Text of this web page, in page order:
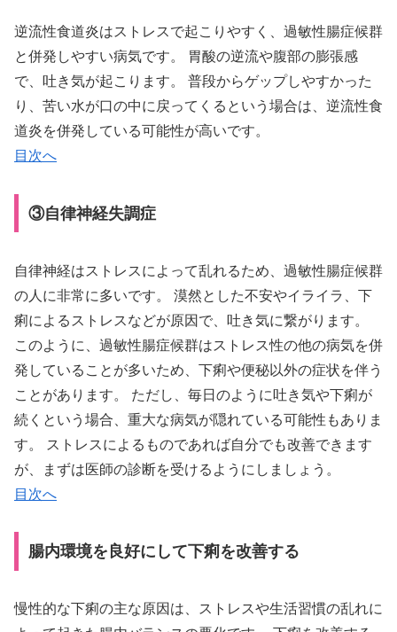
逆流性食道炎はストレスで起こりやすく、過敏性腸症候群
と併発しやすい病気です。 胃酸の逆流や腹部の膨張感
で、吐き気が起こります。 普段からゲップしやすかった
り、苦い水が口の中に戻ってくるという場合は、逆流性食
道炎を併発している可能性が高いです。
目次へ
③自律神経失調症
自律神経はストレスによって乱れるため、過敏性腸症候群
の人に非常に多いです。 漠然とした不安やイライラ、下
痢によるストレスなどが原因で、吐き気に繋がります。
このように、過敏性腸症候群はストレス性の他の病気を併
発していることが多いため、下痢や便秘以外の症状を伴う
ことがあります。 ただし、毎日のように吐き気や下痢が
続くという場合、重大な病気が隠れている可能性もありま
す。 ストレスによるものであれば自分でも改善できます
が、まずは医師の診断を受けるようにしましょう。
目次へ
腸内環境を良好にして下痢を改善する
慢性的な下痢の主な原因は、ストレスや生活習慣の乱れに